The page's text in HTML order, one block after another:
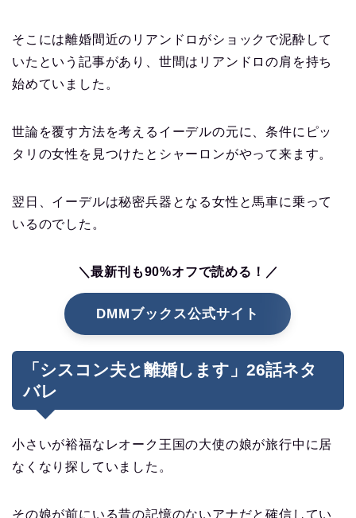
そこには離婚間近のリアンドロがショックで泥酔して
いたという記事があり、世間はリアンドロの肩を持ち
始めていました。
世論を覆す方法を考えるイーデルの元に、条件にピッ
タリの女性を見つけたとシャーロンがやって来ます。
翌日、イーデルは秘密兵器となる女性と馬車に乗って
いるのでした。
＼最新刊も90%オフで読める！／
DMMブックス公式サイト
「シスコン夫と離婚します」26話ネタ
バレ
小さいが裕福なレオーク王国の大使の娘が旅行中に居
なくなり探していました。
その娘が前にいる昔の記憶のないアナだと確信してい